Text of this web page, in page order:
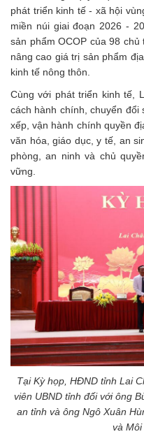
phát triển kinh tế - xã hội
miền núi giai đoạn 2026 -
sản phẩm OCOP của 98 chủ
nâng cao giá trị sản phẩm
kinh tế nông thôn.
Cùng với phát triển kinh tế,
cách hành chính, chuyển
xếp, vận hành chính quyền
văn hóa, giáo dục, y tế, an
phòng, an ninh và chủ
vững.
Tại Kỳ họp, HĐND tỉnh Lai
viên UBND tỉnh đối với ông
an tỉnh và ông Ngô Xuân
và Môi